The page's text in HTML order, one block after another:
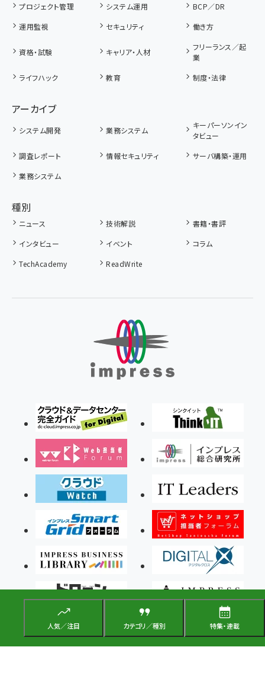
人気／注目 カテゴリ／種別 特集・連載
プロジェクト管理
システム運用
BCP／DR
運用監視
セキュリティ 働き方
資格・試験 キャリア・人材
フリーランス／起
業
ライフハック
教育 制度・法律
アーカイブ
システム開発 業務システム
キーパーソンイン
タビュー
調査レポート
情報セキュリティ
サーバ構築・運用
業務システム
種別
ニュース 技術解説
書籍・書評
インタビュー
イベント
コラム
TechAcademy
ReadWrite